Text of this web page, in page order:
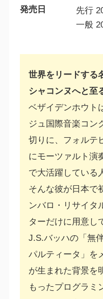
発売日
先行
一般
世界をリードする
シャコンヌへと至
ベザイデンホウト
ジュ国際音楽コン
切りに、フォルテ
にモーツァルト演
で大活躍している
そんな彼が日本で
ンバロ・リサイタ
ターだけに用意し
J.S.バッハの「無
パルティータ」を
が生まれた背景を
もったプログラミ